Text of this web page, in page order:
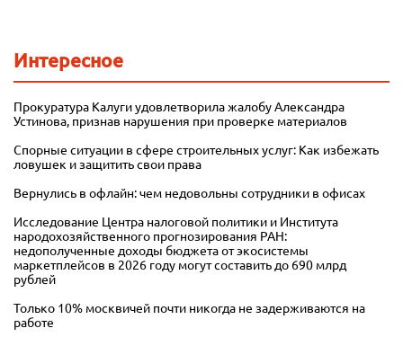
Интересное
Прокуратура Калуги удовлетворила жалобу Александра
Устинова, признав нарушения при проверке материалов
Спорные ситуации в сфере строительных услуг: Как избежать
ловушек и защитить свои права
Вернулись в офлайн: чем недовольны сотрудники в офисах
Исследование Центра налоговой политики и Института
народохозяйственного прогнозирования РАН:
недополученные доходы бюджета от экосистемы
маркетплейсов в 2026 году могут составить до 690 млрд
рублей
Только 10% москвичей почти никогда не задерживаются на
работе